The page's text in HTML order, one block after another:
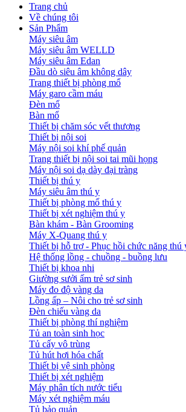
Trang chủ
Về chúng tôi
Sản Phẩm
Máy siêu âm
Máy siêu âm WELLD
Máy siêu âm Edan
Đầu dò siêu âm không dây
Trang thiết bị phòng mổ
Máy garo cầm máu
Đèn mổ
Bàn mổ
Thiết bị chăm sóc vết thương
Thiết bị nội soi
Máy nội soi khí phế quản
Trang thiết bị nội soi tai mũi họng
Máy nội soi dạ dày đại tràng
Thiết bị thú y
Máy siêu âm thú y
Thiết bị phòng mổ thú y
Thiết bị xét nghiệm thú y
Bàn khám - Bàn Grooming
Máy X-Quang thú y
Thiết bị hỗ trợ - Phục hồi chức năng thú
Hệ thống lồng - chuồng - buồng lưu
Thiết bị khoa nhi
Giường sưởi ấm trẻ sơ sinh
Máy đo độ vàng da
Lồng ấp – Nôi cho trẻ sơ sinh
Đèn chiếu vàng da
Thiết bị phòng thí nghiệm
Tủ an toàn sinh học
Tủ cấy vô trùng
Tủ hút hơi hóa chất
Thiết bị vệ sinh phòng
Thiết bị xét nghiệm
Máy phân tích nước tiểu
Máy xét nghiệm máu
Tủ bảo quản